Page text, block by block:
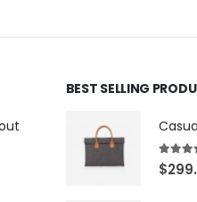
BEST SELLING
4.00
$